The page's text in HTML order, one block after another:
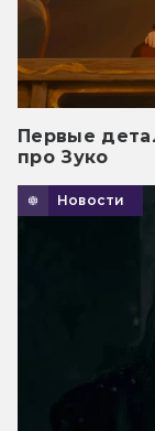
Первые
про Зуко
Новости